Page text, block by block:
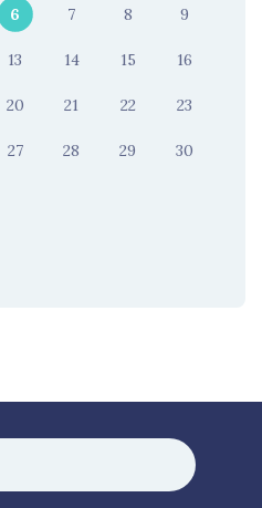
6 7 8 9
13 14 15 16
20 21 22 23
27 28 29 30